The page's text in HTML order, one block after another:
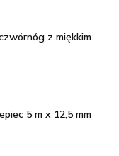
z miękkim
5 m x 12,5 mm